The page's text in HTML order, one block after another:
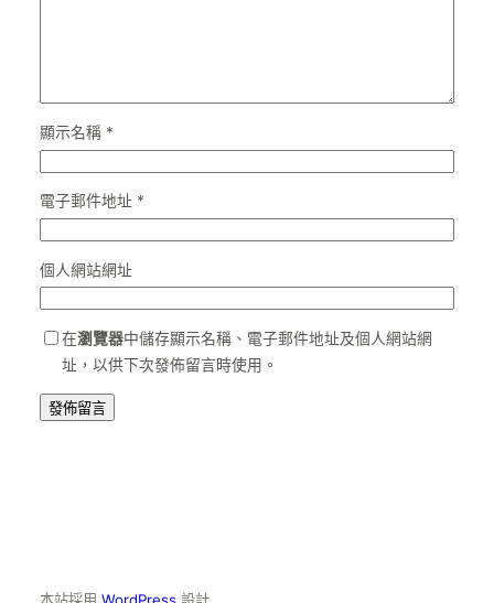
顯示名稱 *
電子郵件地址 *
個人網站網址
在瀏覽器中儲存顯示名稱、電子郵件地址及個人網站網
址，以供下次發佈留言時使用。